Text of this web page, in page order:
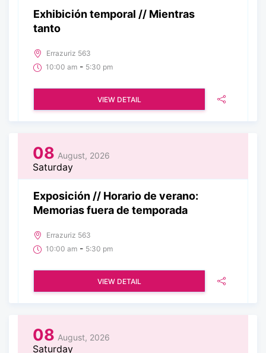
Exhibición temporal // Mientras
tanto
Errazuriz 563
10:00 am - 5:30 pm
VIEW DETAIL
08 August, 2026
Saturday
Exposición // Horario de verano:
Memorias fuera de temporada
Errazuriz 563
10:00 am - 5:30 pm
VIEW DETAIL
08 August, 2026
Saturday